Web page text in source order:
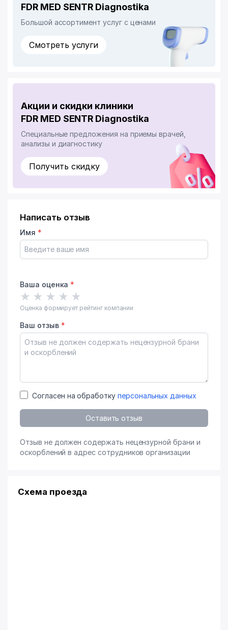
FDR MED SENTR Diagnostika
Большой ассортимент услуг с ценами
Смотреть услуги
Акции и скидки клиники
FDR MED SENTR Diagnostika
Специальные предложения на приемы врачей,
анализы и диагностику
Получить скидку
Написать отзыв
Имя *
Ваша оценка *
★ ★ ★ ★ ★
Оценка формирует рейтинг компании
Ваш отзыв *
Согласен на обработку персональных данных
Оставить отзыв
Отзыв не должен содержать нецензурной брани и
оскорблений в адрес сотрудников организации
Схема проезда